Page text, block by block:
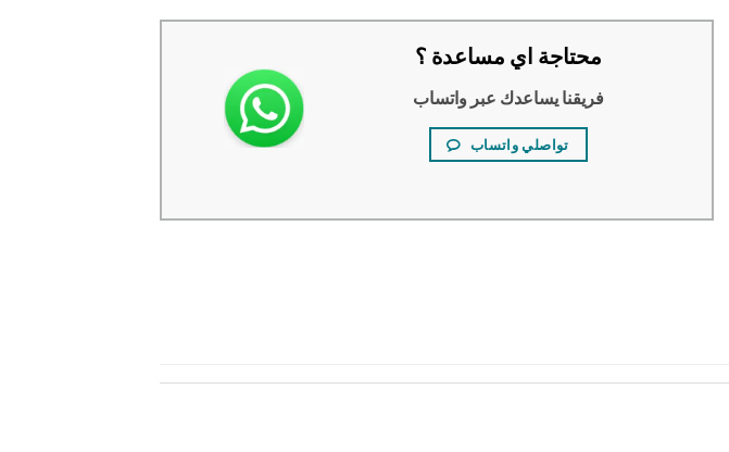
محتاجة اي مساعدة ؟
فريقنا يساعدك عبر واتساب
تواصلي واتساب